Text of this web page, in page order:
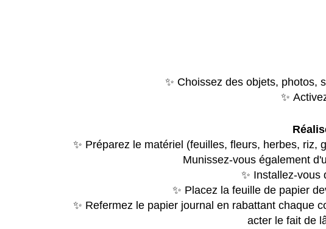
✨ Choissez des objets, photos,
✨
✨ Préparez le matériel (feuilles, fleurs, herbes, riz,
Munissez-vous également
✨ Installez-vous
✨ Placez la feuille de papier
✨ Refermez le papier journal en rabattant chaque
acter le fait de